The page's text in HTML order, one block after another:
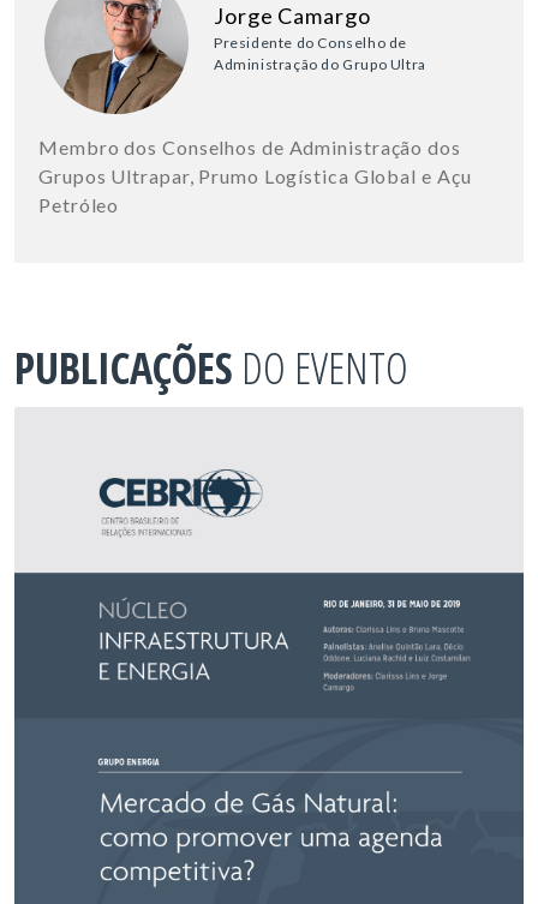
Jorge Camargo
Presidente do Conselho de
Administração do Grupo Ultra
Membro dos Conselhos de Administração dos
Grupos Ultrapar, Prumo Logística Global e Açu
Petróleo
PUBLICAÇÕES DO EVENTO